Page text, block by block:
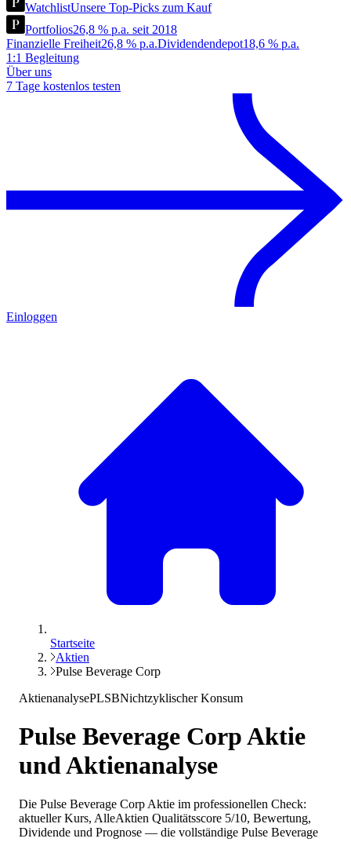
WatchlistUnsere Top-Picks zum Kauf
Portfolios26,8 % p.a. seit 2018
Finanzielle Freiheit26,8 % p.a.Dividendendepot18,6 % p.a.
1:1 Begleitung
Über uns
7 Tage kostenlos testen
Einloggen
Startseite
Aktien
Pulse Beverage Corp
AktienanalysePLSBNichtzyklischer Konsum
Pulse Beverage CorpAktie
und Aktienanalyse
Die Pulse Beverage Corp Aktie im professionellen Check:
aktueller Kurs, AlleAktien Qualitätsscore 5/10, Bewertung,
Dividende und Prognose — die vollständige Pulse Beverage